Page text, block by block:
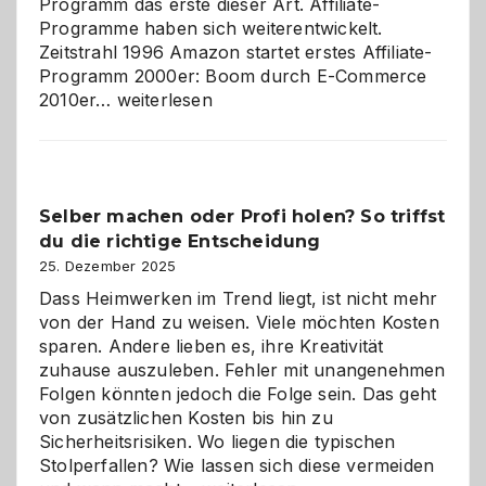
Programm das erste dieser Art. Affiliate-
Programme haben sich weiterentwickelt.
Zeitstrahl 1996 Amazon startet erstes Affiliate-
Programm 2000er: Boom durch E-Commerce
2010er… Affiliate-
Herausforderungen
und
Zukunft
weiterlesen
Selber machen oder Profi holen? So triffst
du die richtige Entscheidung
25. Dezember 2025
Dass Heimwerken im Trend liegt, ist nicht mehr
von der Hand zu weisen. Viele möchten Kosten
sparen. Andere lieben es, ihre Kreativität
zuhause auszuleben. Fehler mit unangenehmen
Folgen könnten jedoch die Folge sein. Das geht
von zusätzlichen Kosten bis hin zu
Sicherheitsrisiken. Wo liegen die typischen
Stolperfallen? Wie lassen sich diese vermeiden